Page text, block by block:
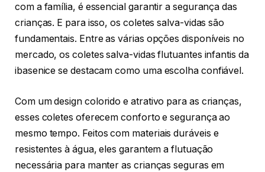
com a família, é essencial garantir a segurança das
crianças. E para isso, os coletes salva-vidas são
fundamentais. Entre as várias opções disponíveis no
mercado, os coletes salva-vidas flutuantes infantis da
ibasenice se destacam como uma escolha confiável.
Com um design colorido e atrativo para as crianças,
esses coletes oferecem conforto e segurança ao
mesmo tempo. Feitos com materiais duráveis e
resistentes à água, eles garantem a flutuação
necessária para manter as crianças seguras em